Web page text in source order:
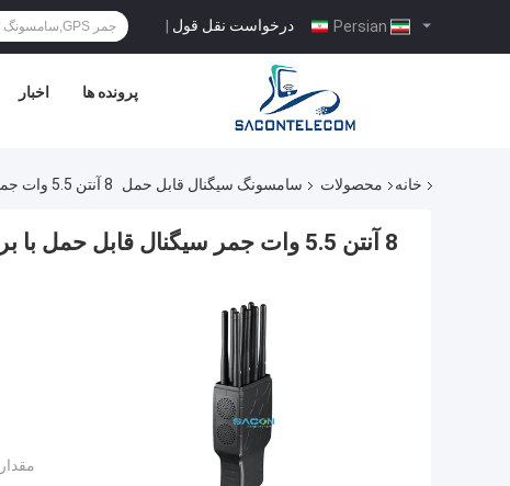
درخواست نقل قول |
اخبار پرونده ها
خانه محصولات سامسونگ سیگنال قابل حمل 8 آنتن 5.5 وات جمر سیگنال قابل حمل با برد مسدودسازی 20 متر و کیف نایلونی
8 آنتن 5.5 وات جمر سیگنال قابل حمل با برد مسدودسازی 20 متر و کیف نایلونی